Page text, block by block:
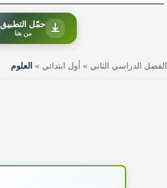
حمّل التطبيق
من هنا
الفصل الدراسي الثاني » أول ابتدائي » العلوم